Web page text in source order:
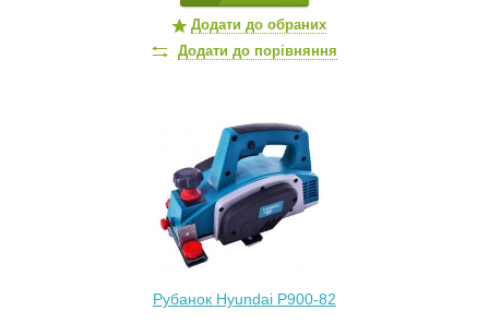
Додати до обраних
Додати до порівняння
Рубанок Hyundai P900-82